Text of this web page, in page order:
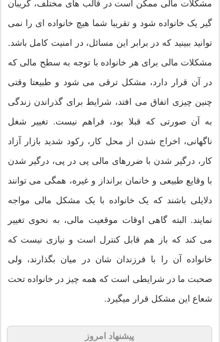
مشکلات مالی ممکن است در قالب های مختلف، گریبان
گیر یک خانواده شود و تقریبا شما هیچ خانواده ای را نمی
توانید ببینید که در برابر این مسائل، در امنیت کامل باشد.
مشکلات مالی برای هر خانواده با توجه به سطح مالی که
در آن قرار دارد، مشکل ترقی می شود و طبیعتا وقتی
چنین چیزی اتفاق می افتد، شرایط برای گذراندن زندگی
به آن صورتی که قبلا بود، فراهم نیست. تغییر شغل
ناگهانی، اخراج شدن از محل کار، رکود شدید بازار آزاد
کار، درگیر شدن با ضررهای مالی پی در پی، درگیر شدن
با وقایع طبیعی و خانمان برانداز و غیره، همگی می توانند
دلایلی باشند که یک خانواده با یک مشکل مالی مواجه
نمایند. البته گاهی اوقات موقعیت مالی، به نحوی تغییر
می کند که باز هم قابل کنترل است و نیازی نیست که
خانواده آن را با فرزندان شان در میان بگذارند، ولی
صحبت ما در شرایطی است که همه چیز در خانواده تحت
شعاع این مشکل قرار میگیرد.
پیشنهاد امروز